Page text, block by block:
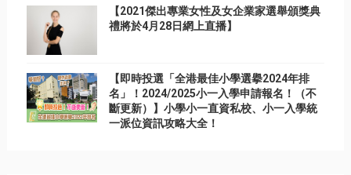
【2021傑出專業女性及女企業家選舉頒獎典
禮將於4月28日網上直播】
【即時投選「全港最佳小學選擧2024年排
名」！2024/2025小一入學申請報名！（不
斷更新）】小學小一直資私校、小一入學統
一派位資訊攻略大全！